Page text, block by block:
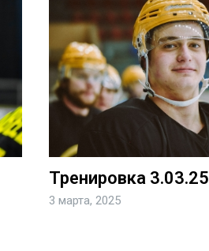
Тренировка 3.03.25
3 марта, 2025